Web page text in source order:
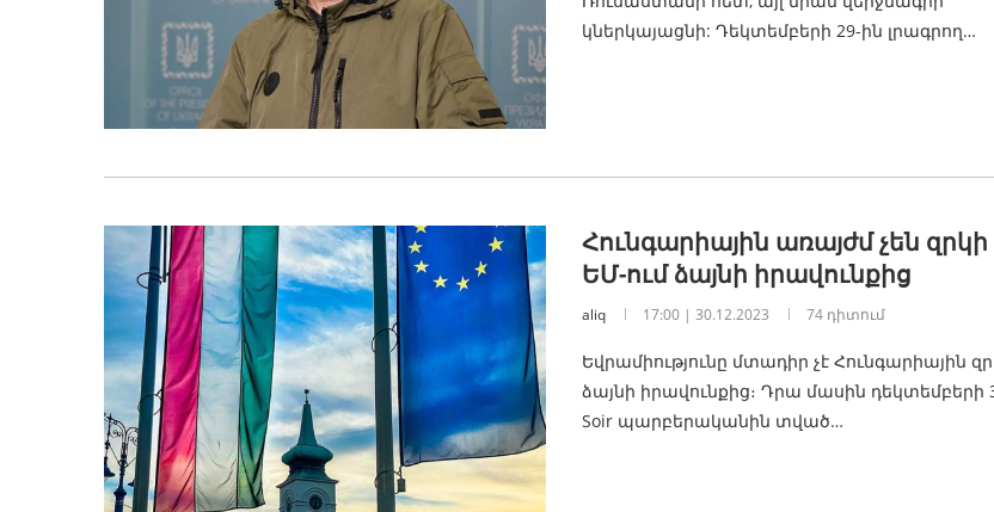
կներկայացնի: Դեկտեմբերի 29-ին լրագրող…
Հունգարիային առայժմ չեն զրկի
ԵՄ-ում ձայնի իրավունքից
aliq 17:00 | 30.12.2023 74 դիտում
Եվրամիությունը մտադիր չէ Հունգարիային
ձայնի իրավունքից։ Դրա մասին դեկտեմբերի
Soir պարբերականին տված…